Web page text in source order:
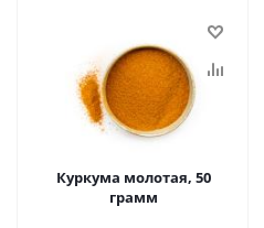
Куркума молотая, 50
грамм